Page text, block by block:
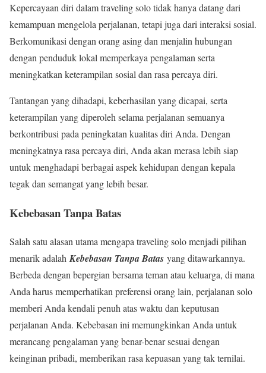
Kepercayaan diri dalam traveling solo tidak hanya datang dari
kemampuan mengelola perjalanan, tetapi juga dari interaksi sosial.
Berkomunikasi dengan orang asing dan menjalin hubungan
dengan penduduk lokal memperkaya pengalaman serta
meningkatkan keterampilan sosial dan rasa percaya diri.
Tantangan yang dihadapi, keberhasilan yang dicapai, serta
keterampilan yang diperoleh selama perjalanan semuanya
berkontribusi pada peningkatan kualitas diri Anda. Dengan
meningkatnya rasa percaya diri, Anda akan merasa lebih siap
untuk menghadapi berbagai aspek kehidupan dengan kepala
tegak dan semangat yang lebih besar.
Kebebasan Tanpa Batas
Salah satu alasan utama mengapa traveling solo menjadi pilihan
menarik adalahKebebasan Tanpa Batas yang ditawarkannya.
Berbeda dengan bepergian bersama teman atau keluarga, di mana
Anda harus memperhatikan preferensi orang lain, perjalanan solo
memberi Anda kendali penuh atas waktu dan keputusan
perjalanan Anda. Kebebasan ini memungkinkan Anda untuk
merancang pengalaman yang benar-benar sesuai dengan
keinginan pribadi, memberikan rasa kepuasan yang tak ternilai.